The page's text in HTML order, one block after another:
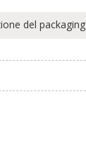
del packaging